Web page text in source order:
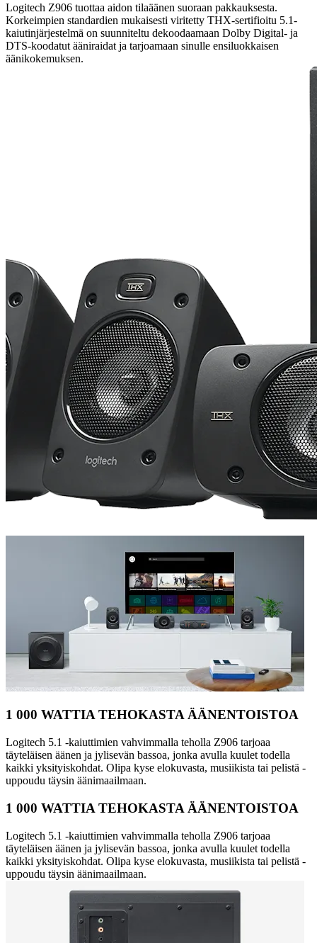
Logitech Z906 tuottaa aidon tilaäänen suoraan pakkauksesta.
Korkeimpien standardien mukaisesti viritetty THX-sertifioitu 5.1-
kaiutinjärjestelmä on suunniteltu dekoodaamaan Dolby Digital- ja
DTS-koodatut ääniraidat ja tarjoamaan sinulle ensiluokkaisen
äänikokemuksen.
1 000 WATTIA TEHOKASTA ÄÄNENTOISTOA
Logitech 5.1 -kaiuttimien vahvimmalla teholla Z906 tarjoaa
täyteläisen äänen ja jylisevän bassoa, jonka avulla kuulet todella
kaikki yksityiskohdat. Olipa kyse elokuvasta, musiikista tai pelistä -
uppoudu täysin äänimaailmaan.
1 000 WATTIA TEHOKASTA ÄÄNENTOISTOA
Logitech 5.1 -kaiuttimien vahvimmalla teholla Z906 tarjoaa
täyteläisen äänen ja jylisevän bassoa, jonka avulla kuulet todella
kaikki yksityiskohdat. Olipa kyse elokuvasta, musiikista tai pelistä -
uppoudu täysin äänimaailmaan.